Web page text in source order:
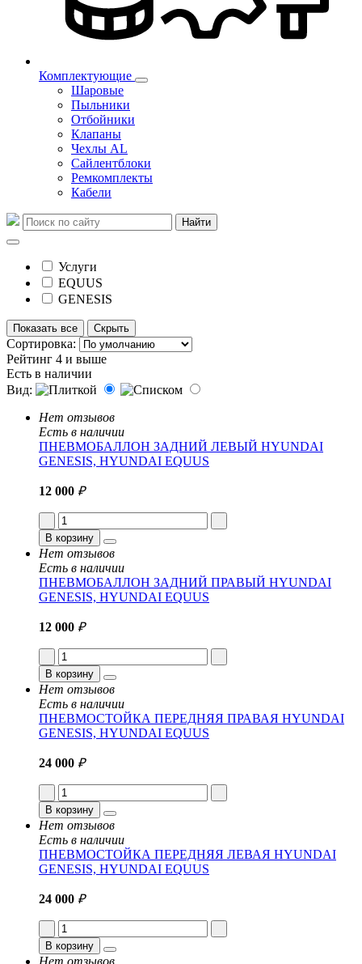
Комплектующие
Шаровые
Пыльники
Отбойники
Клапаны
Чехлы AL
Сайлентблоки
Ремкомплекты
Кабели
Найти
Услуги
EQUUS
GENESIS
Показать все Скрыть
Сортировка:
Рейтинг 4 и выше
Есть в наличии
Вид:
Нет отзывов
Есть в наличии
ПНЕВМОБАЛЛОН ЗАДНИЙ ЛЕВЫЙ HYUNDAI
GENESIS, HYUNDAI EQUUS
12 000 ₽
В корзину
Нет отзывов
Есть в наличии
ПНЕВМОБАЛЛОН ЗАДНИЙ ПРАВЫЙ HYUNDAI
GENESIS, HYUNDAI EQUUS
12 000 ₽
В корзину
Нет отзывов
Есть в наличии
ПНЕВМОСТОЙКА ПЕРЕДНЯЯ ПРАВАЯ HYUNDAI
GENESIS, HYUNDAI EQUUS
24 000 ₽
В корзину
Нет отзывов
Есть в наличии
ПНЕВМОСТОЙКА ПЕРЕДНЯЯ ЛЕВАЯ HYUNDAI
GENESIS, HYUNDAI EQUUS
24 000 ₽
В корзину
Нет отзывов